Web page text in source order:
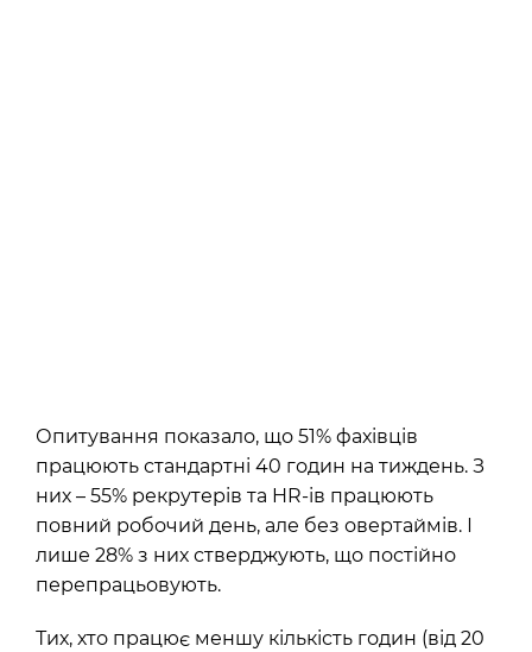
Опитування показало, що 51% фахівців
працюють стандартні 40 годин на тиждень. З
них – 55% рекрутерів та HR-ів працюють
повний робочий день, але без овертаймів. І
лише 28% з них стверджують, що постійно
перепрацьовують.
Тих, хто працює меншу кількість годин (від 20